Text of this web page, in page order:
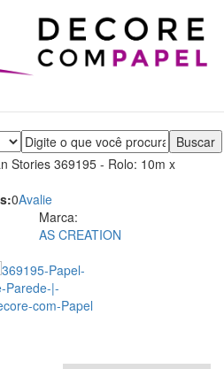
Stories 369195 - Rolo: 10m x
0Avalie
Marca:
AS CREATION